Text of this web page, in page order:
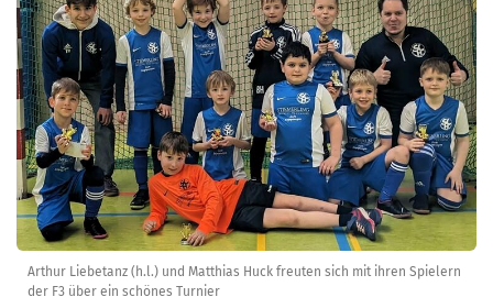
Arthur Liebetanz (h.l.) und Matthias Huck freuten sich mit ihren Spielern
der F3 über ein schönes Turnier